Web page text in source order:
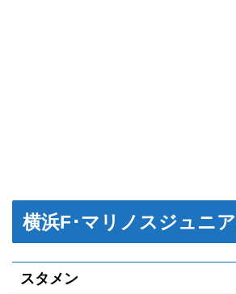
横浜F･マリノスジュニ
スタメン